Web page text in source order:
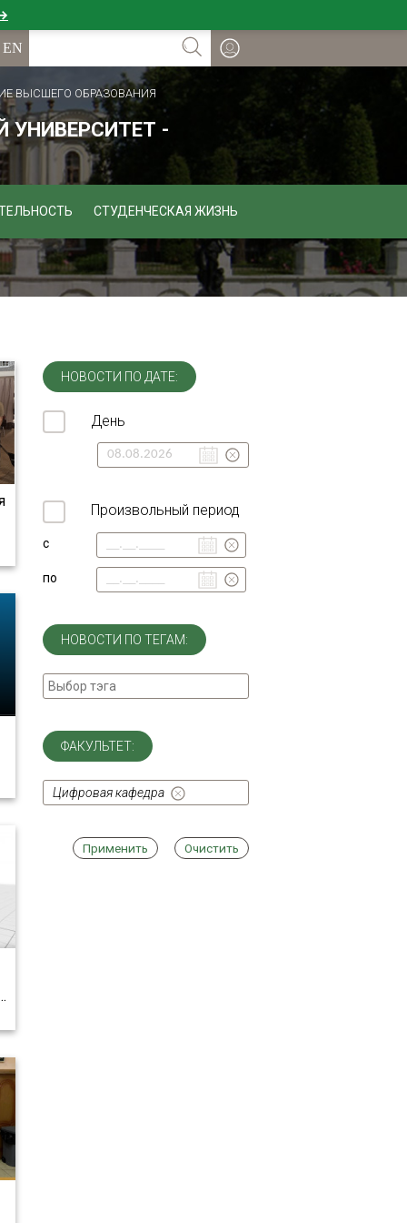
ВЫСШЕГО ОБРАЗОВАНИЯ
УНИВЕРСИТЕТ -
СТУДЕНЧЕСКАЯ ЖИЗНЬ
НОВОСТИ ПО ДАТЕ:
День
Произвольный период
с
по
НОВОСТИ ПО ТЕГАМ:
ФАКУЛЬТЕТ:
Цифровая кафедра
Применить Очистить